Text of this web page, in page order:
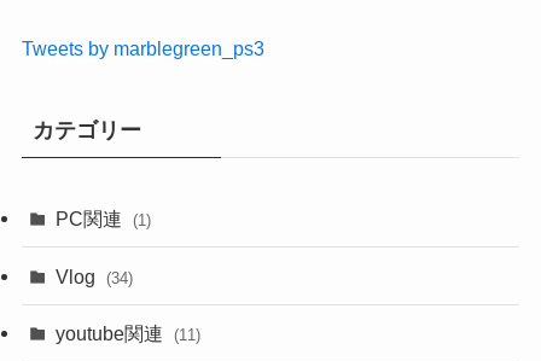
Tweets by marblegreen_ps3
カテゴリー
PC関連 (1)
Vlog (34)
youtube関連 (11)